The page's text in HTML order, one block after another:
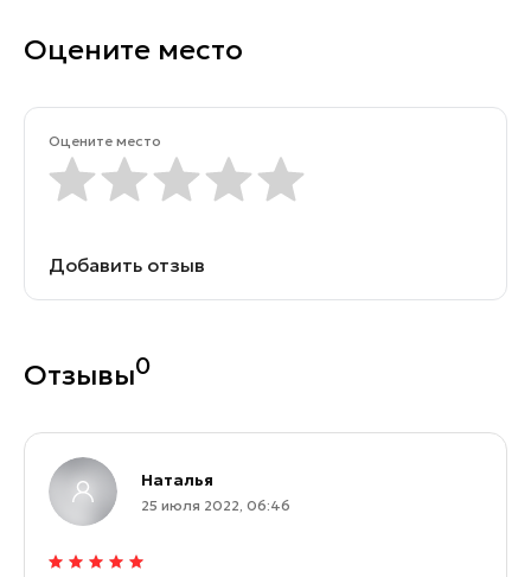
Оцените место
Оцените место
Добавить отзыв
Отзывы0
Наталья
25 июля 2022, 06:46